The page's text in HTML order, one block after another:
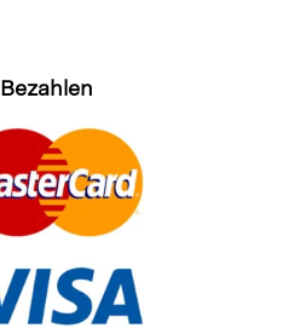
Bezahlen